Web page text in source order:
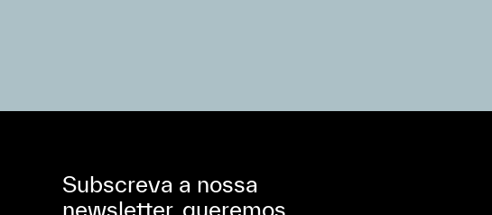
Subscreva a nossa
newsletter, queremos